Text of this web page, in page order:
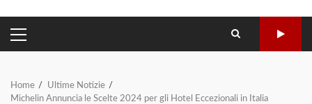
PRIMARY
MENU
Home
Ultime Notizie
Michelin Annuncia le Scelte 2024 per gli Hotel Eccezionali in Italia